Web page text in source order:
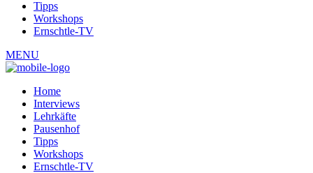
Tipps
Workshops
Ernschtle-TV
MENU
Home
Interviews
Lehrkäfte
Pausenhof
Tipps
Workshops
Ernschtle-TV